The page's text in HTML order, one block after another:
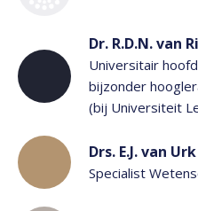
Dr. R.D.N. van
Universitair
bijzonder
(bij Universiteit
Drs. E.J. van Urk
Specialist